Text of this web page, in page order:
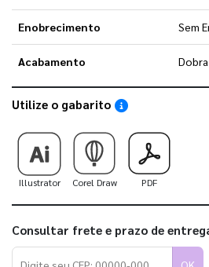
Enobrecimento Sem
Acabamento
Utilize o gabarito Saiba como
Illustrator Corel Draw PDF
Consultar frete e prazo de